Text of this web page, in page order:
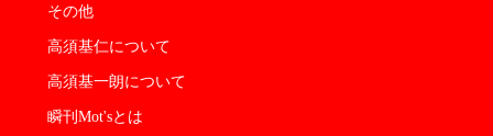
その他
高須基仁について
高須基一朗について
瞬刊Mot'sとは